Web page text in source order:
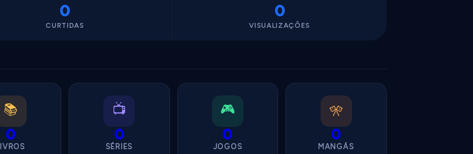
0
CURTIDAS
0
VISUALIZAÇÕES
📚
0
📺
0
SÉRIES
🎮
0
JOGOS
🎌
0
MANGÁS